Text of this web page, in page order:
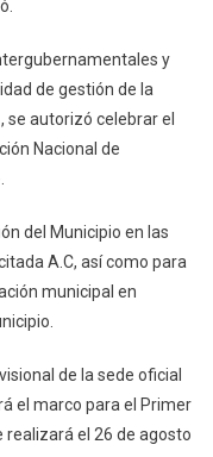
y
de gestión de la
autorizó celebrar el
Nacional de
del Municipio en las
A.C, así como para
municipal en
de la sede oficial
el marco para el Primer
realizará el 26 de agosto